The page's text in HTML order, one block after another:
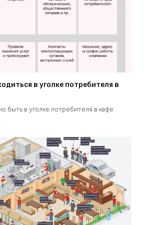
в уголке потребителя в
быть в уголке потребителя в кафе